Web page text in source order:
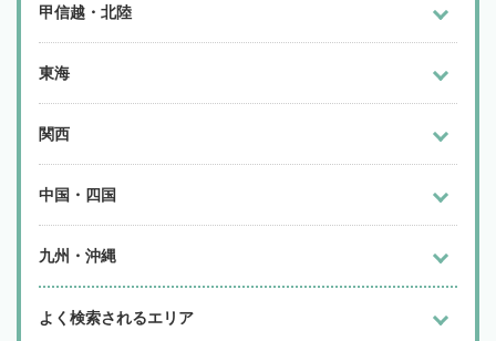
甲信越・北陸
東海
関西
中国・四国
九州・沖縄
よく検索されるエリア